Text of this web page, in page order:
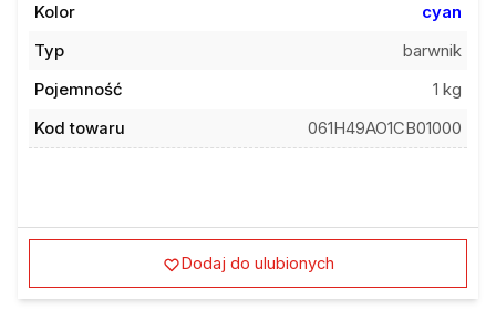
Kolor
cyan
Typ
barwnik
Pojemność
1 kg
Kod towaru
061H49AO1CB01000
Dodaj do ulubionych